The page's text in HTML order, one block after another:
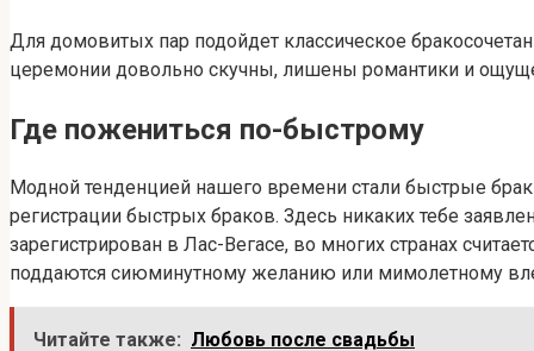
Для домовитых пар подойдет классическое
церемонии довольно скучны, лишены романтики и
Где пожениться по-быстрому
Модной тенденцией нашего времени стали быстрые
регистрации быстрых браков. Здесь никаких тебе
зарегистрирован в Лас-Вегасе, во многих странах
поддаются сиюминутному желанию или мимолетному
Читайте также: Любовь после свадьбы